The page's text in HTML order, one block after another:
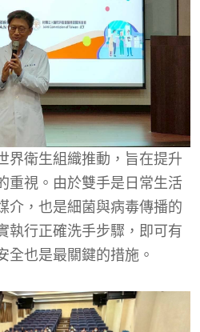
界衛生組織推動，旨在提升
重視。由於雙手是日常生活
介，也是細菌與病毒傳播的
執行正確洗手步驟，即可有
全也是最關鍵的措施。